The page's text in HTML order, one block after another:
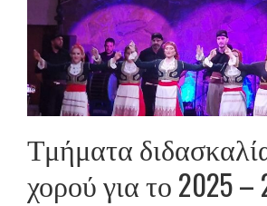
Τμήματα
χορού για το 2025 –